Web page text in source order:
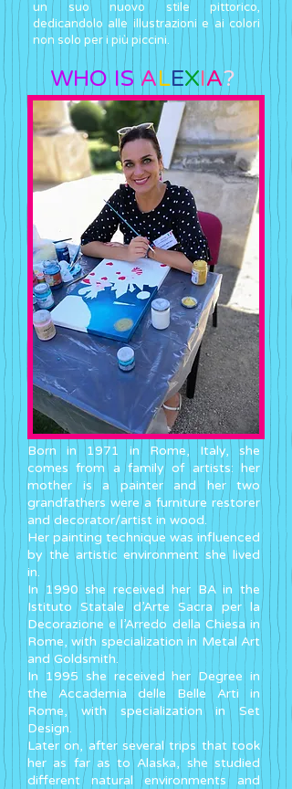
un suo nuovo stile pittorico,
dedicandolo alle illustrazioni e ai colori
non solo per i più piccini.
WHO IS ALEXIA?
Born in 1971 in Rome, Italy, she
comes from a family of artists: her
mother is a painter and her two
grandfathers were a furniture restorer
and decorator/artist in wood.
Her painting technique was influenced
by the artistic environment she lived
in.
In 1990 she received her BA in the
Istituto Statale d’Arte Sacra per la
Decorazione e l’Arredo della Chiesa in
Rome, with specialization in Metal Art
and Goldsmith.
In 1995 she received her Degree in
the Accademia delle Belle Arti in
Rome, with specialization in Set
Design.
Later on, after several trips that took
her as far as to Alaska, she studied
different natural environments and